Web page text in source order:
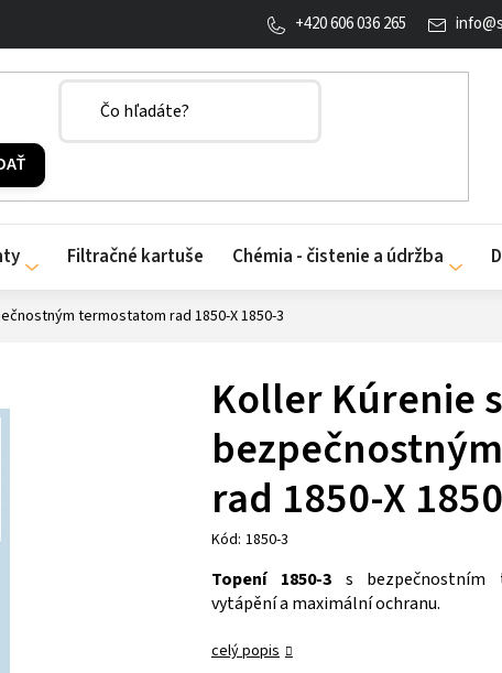
info@
+420 606 036 265
Filtračné kartuše Chémia - čistenie a údržba
termostatom rad 1850-X 1850-3
Koller Kúrenie s
rad 1850-X
Kód: 1850-3
Topení 1850-3s bezpečnostním
vytápění a maximální ochranu.
celý popis